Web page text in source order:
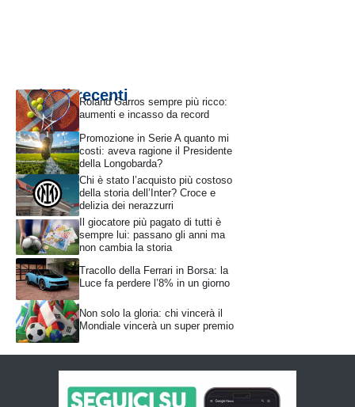
Articoli recentiRoland Garros sempre più ricco:
aumenti e incasso da record
Promozione in Serie A quanto mi
costi: aveva ragione il Presidente
della Longobarda?
Chi è stato l’acquisto più costoso
della storia dell’Inter? Croce e
delizia dei nerazzurri
Il giocatore più pagato di tutti è
sempre lui: passano gli anni ma
non cambia la storia
Tracollo della Ferrari in Borsa: la
Luce fa perdere l’8% in un giorno
Non solo la gloria: chi vincerà il
Mondiale vincerà un super premio